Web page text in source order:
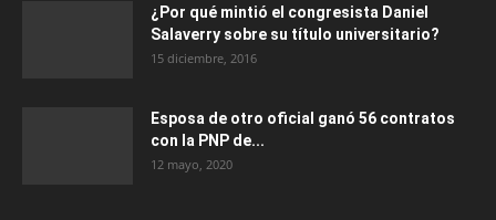
¿Por qué mintió el congresista Daniel
Salaverry sobre su título universitario?
15 diciembre, 2016
Esposa de otro oficial ganó 56 contratos
con la PNP de...
12 mayo, 2020